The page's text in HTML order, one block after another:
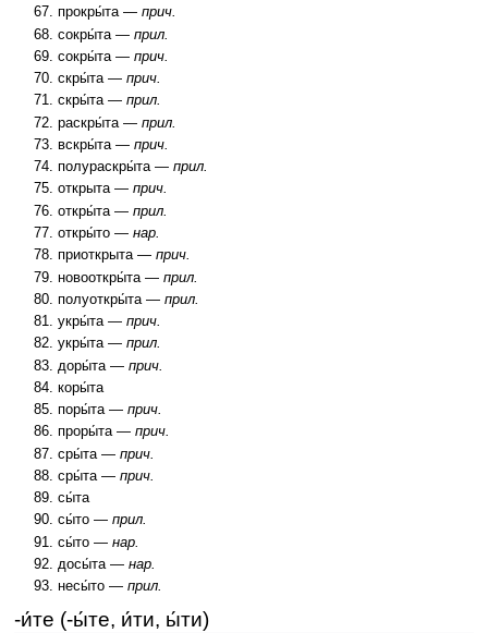
прокры́та —прич.
сокры́та —прил.
сокры́та —прич.
скры́та —прич.
скры́та —прил.
раскры́та —прил.
вскры́та —прич.
полураскры́та —прил.
открыта —прич.
откры́та —прил.
откры́то —нар.
приоткрыта —прич.
новооткры́та —прил.
полуоткры́та —прил.
укры́та —прич.
укры́та —прил.
доры́та —прич.
коры́та
поры́та —прич.
проры́та —прич.
сры́та —прич.
сры́та —прич.
сы́та
сы́то —прил.
сы́то —нар.
досы́та —нар.
несы́то —прил.
-и́те (-ы́те, и́ти, ы́ти)